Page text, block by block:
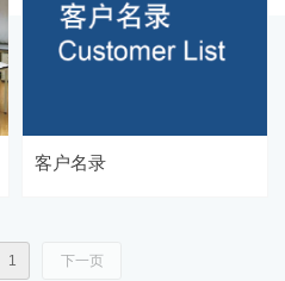
客户名录
1 下一页